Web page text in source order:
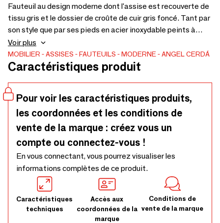
Fauteuil au design moderne dont l'assise est recouverte de
tissu gris et le dossier de croûte de cuir gris foncé. Tant par
son style que par ses pieds en acier inoxydable peints à
l'époxy noir, ce fauteuil est la combinaison parfaite du
design et du confort.
Voir plus
MOBILIER ASSISES FAUTEUILS MODERNE ANGEL CERDÁ
Caractéristiques produit
Pour voir les caractéristiques produits,
les coordonnées et les conditions de
vente de la marque : créez vous un
compte ou connectez-vous !
En vous connectant, vous pourrez visualiser les
informations complètes de ce produit.
Caractéristiques
techniques
Accès aux
coordonnées de la
marque
Conditions de
vente de la marque